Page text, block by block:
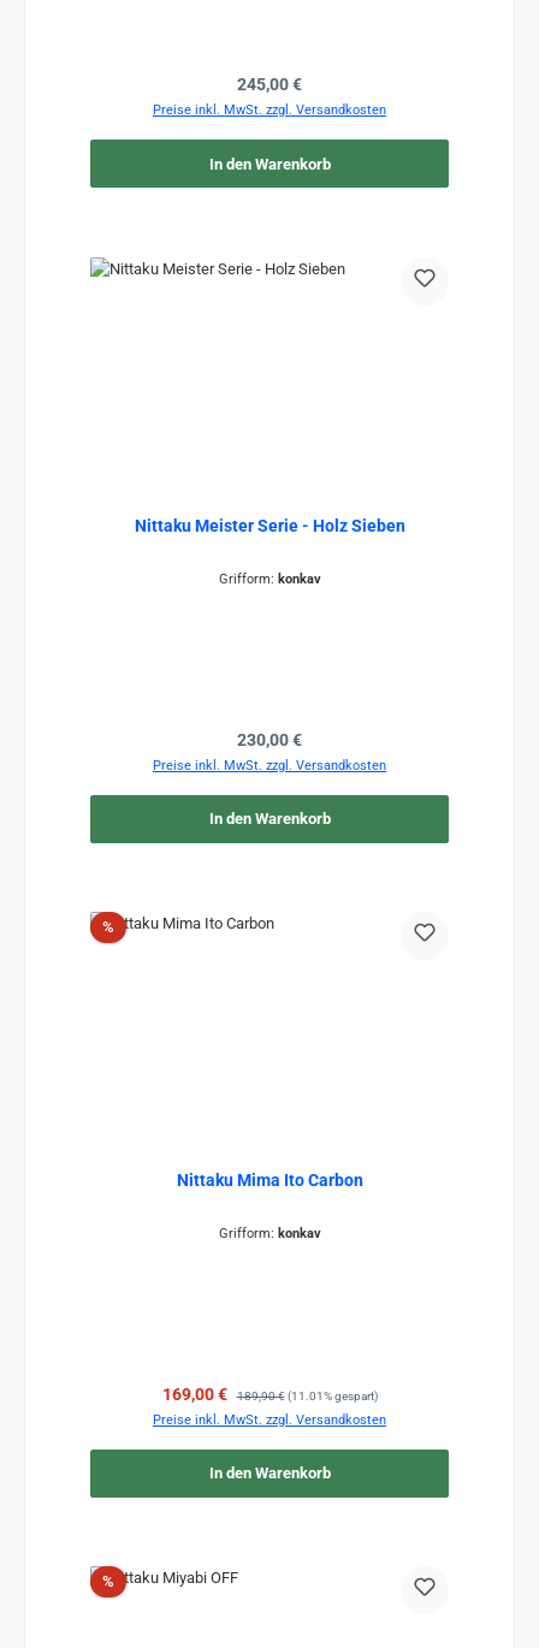
Regulärer Preis:
245,00 €
Preise inkl. MwSt. zzgl. Versandkosten
In den Warenkorb
Nittaku Meister Serie - Holz Sieben
Grifform: konkav
Regulärer Preis:
230,00 €
Preise inkl. MwSt. zzgl. Versandkosten
In den Warenkorb
%Rabatt
Nittaku Mima Ito Carbon
Grifform: konkav
Verkaufspreis:
169,00 € Regulärer Preis:
189,90 € (11.01% gespart)
Preise inkl. MwSt. zzgl. Versandkosten
In den Warenkorb
%Rabatt